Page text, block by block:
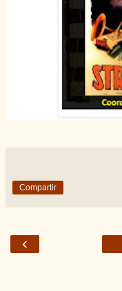
Compartir
‹